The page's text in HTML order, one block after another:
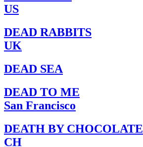
US
DEAD RABBITS
UK
DEAD SEA
DEAD TO ME
San Francisco
DEATH BY CHOCOLATE
CH